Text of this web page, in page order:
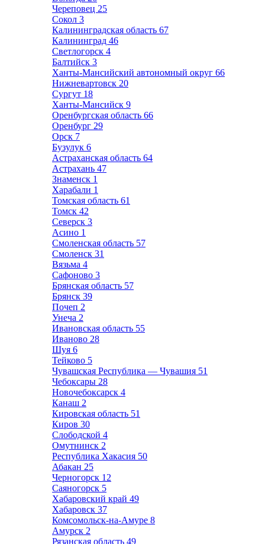
Череповец 25
Сокол 3
Калининградская область 67
Калининград 46
Светлогорск 4
Балтийск 3
Ханты-Мансийский автономный округ 66
Нижневартовск 20
Сургут 18
Ханты-Мансийск 9
Оренбургская область 66
Оренбург 29
Орск 7
Бузулук 6
Астраханская область 64
Астрахань 47
Знаменск 1
Харабали 1
Томская область 61
Томск 42
Северск 3
Асино 1
Смоленская область 57
Смоленск 31
Вязьма 4
Сафоново 3
Брянская область 57
Брянск 39
Почеп 2
Унеча 2
Ивановская область 55
Иваново 28
Шуя 6
Тейково 5
Чувашская Республика — Чувашия 51
Чебоксары 28
Новочебоксарск 4
Канаш 2
Кировская область 51
Киров 30
Слободской 4
Омутнинск 2
Республика Хакасия 50
Абакан 25
Черногорск 12
Саяногорск 5
Хабаровский край 49
Хабаровск 37
Комсомольск-на-Амуре 8
Амурск 2
Рязанская область 49